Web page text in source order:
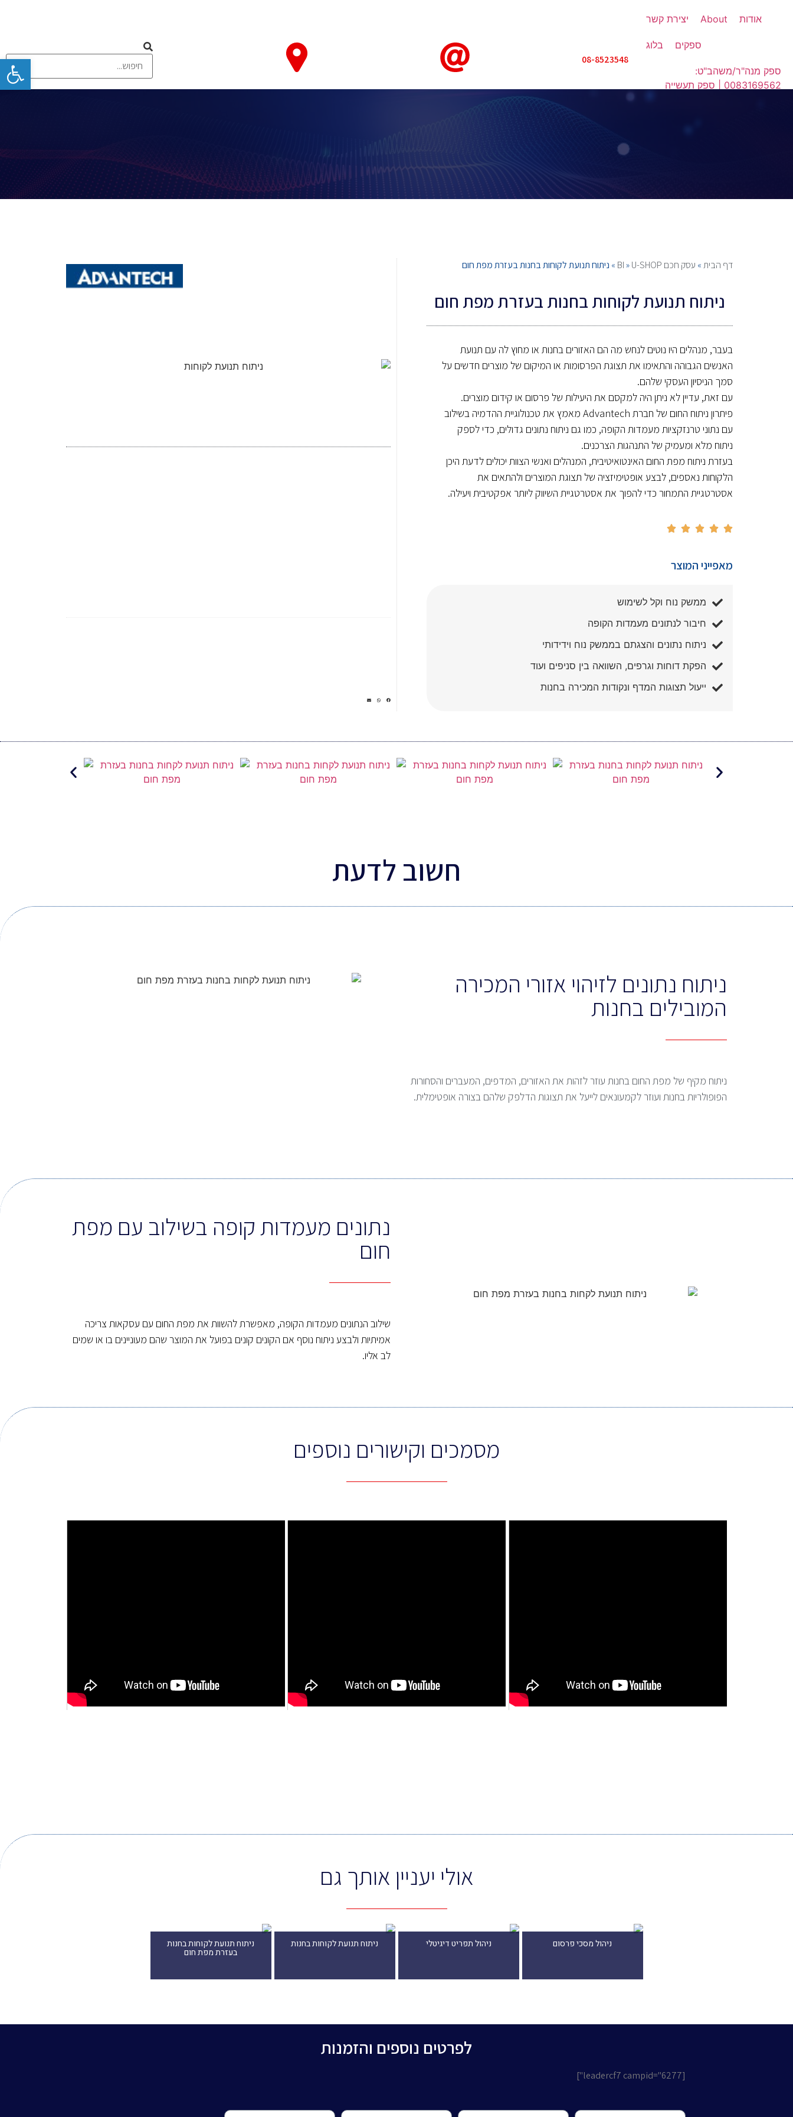
אודות About יצירת קשר
ספקים בלוג
ספק מנה"ר/משהב"ט:
0083169562 | ספק תעשייה
08-8523548
חיישנים ומערכות ניטור ובקרה תקשורת אלחוטית וסלולרית
דף הבית» עסק חכם BI »U-SHOP
» ניתוח תנועת לקוחות בחנות בעזרת מפת חום
ניתוח תנועת לקוחות בחנות בעזרת מפת חום
בעבר, מנהלים היו נוטים לנחש מה הם האזורים בחנות או מחוץ לה עם תנועת
האנשים הגבוהה והתאימו את תצוגת הפרסומות או המיקום של מוצרים חדשים על
סמך הניסיון העסקי שלהם.
עם זאת, עדיין לא ניתן היה למקסם את היעילות של פרסום או קידום מוצרים.
פיתרון ניתוח החום של חברת Advantech מאמץ את טכנולוגיית ההדמיה בשילוב
עם נתוני טרנזקציות מעמדות הקופה, כמו גם ניתוח נתונים גדולים, כדי לספק
ניתוח מלא ומעמיק של התנהגות הצרכנים.
בעזרת ניתוח מפת החום האינטואיטיבית, המנהלים ואנשי הצוות יכולים לדעת היכן
הלקוחות נאספים, לבצע אופטימיזציה של תצוגת המוצרים ולהתאים את
אסטרטגיית התמחור כדי להפוך את אסטרטגיית השיווק ליותר אפקטיבית ויעילה.





מאפייני המוצר
ממשק נוח וקל לשימוש
חיבור לנתונים מעמדות הקופה
ניתוח נתונים והצגתם בממשק נוח וידידותי
הפקת דוחות וגרפים, השוואה בין סניפים ועוד
ייעול תצוגות המדף ונקודות המכירה בחנות
חשוב לדעת
ניתוח נתונים לזיהוי אזורי המכירה
המובילים בחנות
ניתוח מקיף של מפת החום בחנות עוזר לזהות את האזורים, המדפים, המעברים והסחורות
הפופולריות בחנות ועוזר לקמעונאים לייעל את תצוגות הדלפק שלהם בצורה אופטימלית.
נתונים מעמדות קופה בשילוב עם מפת
חום
שילוב הנתונים מעמדות הקופה, מאפשרת להשוות את מפת החום עם עסקאות צריכה
אמיתיות ולבצע ניתוח נוסף אם הקונים קונים בפועל את המוצר שהם מעוניינים בו או שמים
לב אליו.
מסמכים וקישורים נוספים
אולי יעניין אותך גם
ניהול מסכי פרסום ניהול תפריט דיגיטלי ניתוח תנועת לקוחות בחנות ניתוח תנועת לקוחות בחנות
בעזרת מפת חום
לפרטים נוספים והזמנות
[leadercf7 campid="6277"]